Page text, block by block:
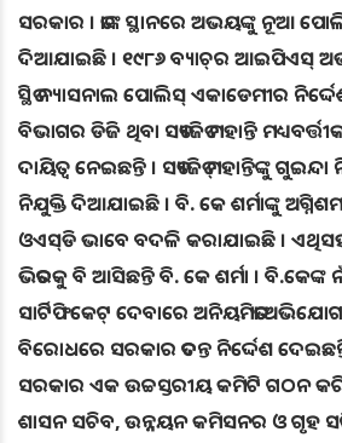
ସରକାର । ତାଙ୍କ ସ୍ଥାନରେ ଅଭୟଙ୍କୁ ନୂଆ
ଦିଆଯାଇଛି । ୧୯୮୬ ବ୍ୟାଚ୍‌ର ଆଇପିଏସ୍‌
ସ୍ଥିତ ନ୍ୟାସନାଲ ପୋଲିସ୍‌ ଏକାଡେମୀର
ବିଭାଗର ଡିଜି ଥିବା ସତ୍ୟଜିତ ମହାନ୍ତି
ଦାୟିତ୍ବ ନେଇଛନ୍ତି । ସତ୍ୟଜିତ୍‌ ମହାନ୍ତିଙ୍କୁ
ନିଯୁକ୍ତି ଦିଆଯାଇଛି । ବି. କେ ଶର୍ମାଙ୍କୁ
ଓଏସ୍‌ଡି ଭାବେ ବଦଳି କରାଯାଇଛି । ଏଥିସହ
ଭିତରକୁ ବି ଆସିଛନ୍ତି ବି. କେ ଶର୍ମା । ବି.କେଙ୍କ
ସାର୍ଟିଫିକେଟ୍‌ ଦେବାରେ ଅନିୟମିତତା ଅଭିଯୋଗ
ବିରୋଧରେ ସରକାର ତଦନ୍ତ ନିର୍ଦ୍ଦେଶ
ସରକାର ଏକ ଉଚ୍ଚସ୍ତରୀୟ କମିଟି ଗଠନ
ଶାସନ ସଚିବ, ଉନ୍ନୟନ କମିସନର ଓ ଗୃହ